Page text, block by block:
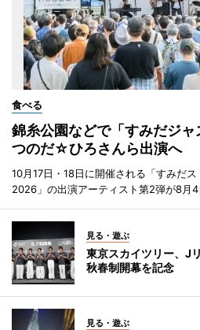
食べる
錦糸公園などで「すみだジ
つのだ☆ひろさんら出演へ
10月17日・18日に開催される「すみだ
2026」の出演アーティスト第2弾が8月4
見る・遊ぶ
東京スカイツリー、J
秋春制開幕を記念
見る・遊ぶ